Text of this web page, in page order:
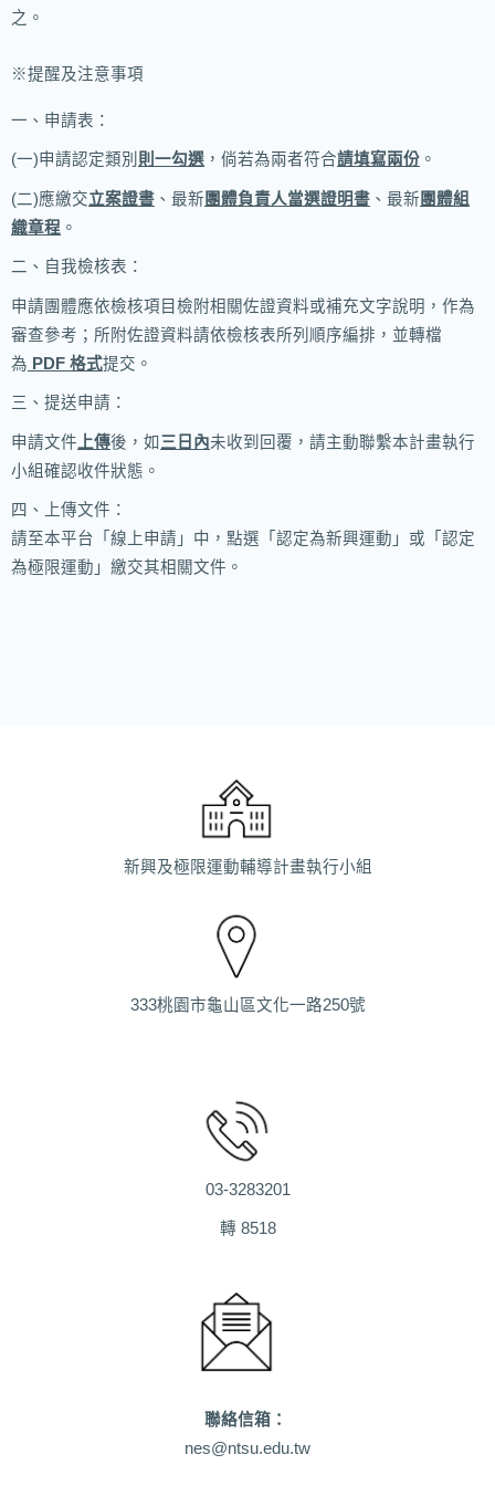
之。
※提醒及注意事項
一、申請表：
(一)申請認定類別 則一勾選 ，倘若為兩者符合請填寫兩份 。
(二)應繳交立案證書 、最新 團體負責人當選證明書 、最新 團體組
織章程 。
二、自我檢核表：
申請團體應依檢核項目檢附相關佐證資料或補充文字說明，作為
審查參考；所附佐證資料請依檢核表所列順序編排，並轉檔
為 PDF 格式提交。
三、提送申請：
申請文件 上傳後，如 三日內未收到回覆，請主動聯繫本計畫執行
小組確認收件狀態。
四、上傳文件：
請至本平台「線上申請」中，點選「認定為新興運動」或「認定
為極限運動」繳交其相關文件。
新興及極限運動輔導計畫執行小組
333桃園市龜山區文化一路250號
03-3283201
轉 8518
聯絡信箱：
nes@ntsu.edu.tw